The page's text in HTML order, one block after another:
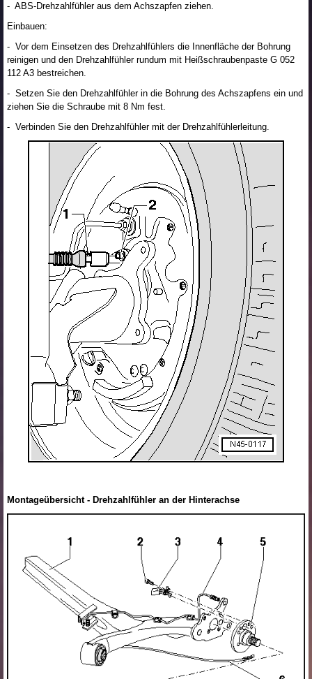
- ABS-Drehzahlfühler aus dem Achszapfen ziehen.
Einbauen:
- Vor dem Einsetzen des Drehzahlfühlers die Innenfläche der Bohrung
reinigen und den Drehzahlfühler rundum mit Heißschraubenpaste G 052
112 A3 bestreichen.
- Setzen Sie den Drehzahlfühler in die Bohrung des Achszapfens ein und
ziehen Sie die Schraube mit 8 Nm fest.
- Verbinden Sie den Drehzahlfühler mit der Drehzahlfühlerleitung.
Montageübersicht - Drehzahlfühler an der Hinterachse